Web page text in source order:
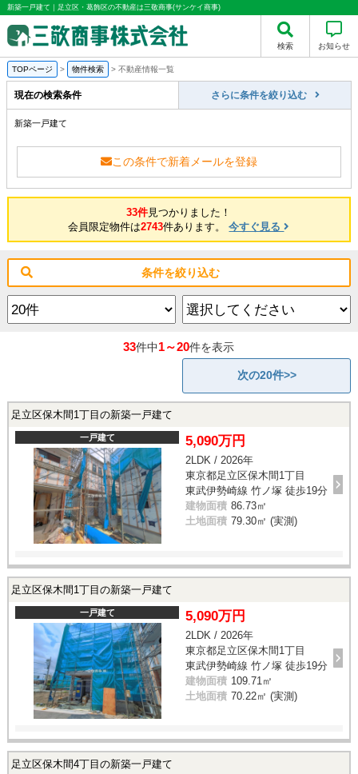
新築一戸建て｜足立区・葛飾区の不動産は三敬商事(サンケイ商事)
検索 お知らせ
TOPページ > 物件検索 > 不動産情報一覧
現在の検索条件 さらに条件を絞り込む
新築一戸建て
この条件で新着メールを登録
33件見つかりました！
会員限定物件は2743件あります。今すぐ見る
条件を絞り込む
33件中1～20件を表示
次の20件>>
足立区保木間1丁目の新築一戸建て
一戸建て 5,090万円
2LDK / 2026年
東京都足立区保木間1丁目
東武伊勢崎線 竹ノ塚 徒歩19分
建物面積 86.73㎡
土地面積 79.30㎡ (実測)
足立区保木間1丁目の新築一戸建て
一戸建て 5,090万円
2LDK / 2026年
東京都足立区保木間1丁目
東武伊勢崎線 竹ノ塚 徒歩19分
建物面積 109.71㎡
土地面積 70.22㎡ (実測)
足立区保木間4丁目の新築一戸建て